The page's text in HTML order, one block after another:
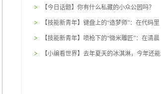
种？ (1回应)
>
【今日话题】你有什么私藏的小众公园吗？
(0回应)
>
【技能新青年】键盘上的“造梦师”：在代码里
找回自信的桃浦青年 (0回应)
>
【技能新青年】喷枪下的“微米雕匠”：在清晨
的微光中雕刻心性 (0回应)
>
【小编看世界】去年夏天的冰淇淋，今年还能